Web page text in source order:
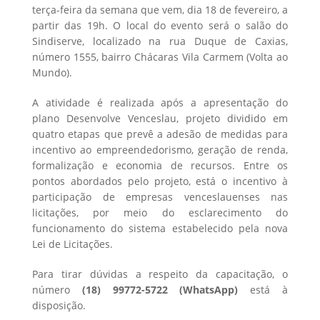
terça-feira da semana que vem, dia 18 de fevereiro, a
partir das 19h. O local do evento será o salão do
Sindiserve, localizado na rua Duque de Caxias,
número 1555, bairro Chácaras Vila Carmem (Volta ao
Mundo).
A atividade é realizada após a apresentação do
plano Desenvolve Venceslau, projeto dividido em
quatro etapas que prevê a adesão de medidas para
incentivo ao empreendedorismo, geração de renda,
formalização e economia de recursos. Entre os
pontos abordados pelo projeto, está o incentivo à
participação de empresas venceslauenses nas
licitações, por meio do esclarecimento do
funcionamento do sistema estabelecido pela nova
Lei de Licitações.
Para tirar dúvidas a respeito da capacitação, o
número (18) 99772-5722 (WhatsApp) está à
disposição.